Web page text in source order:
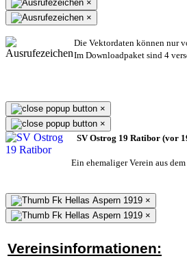
×
×
Die Vektordaten können nur
Im Downloadpaket sind 4
×
×
SV Ostrog 19 Ratibor (vor
Ein ehemaliger Verein aus
×
×
Vereinsinformationen: